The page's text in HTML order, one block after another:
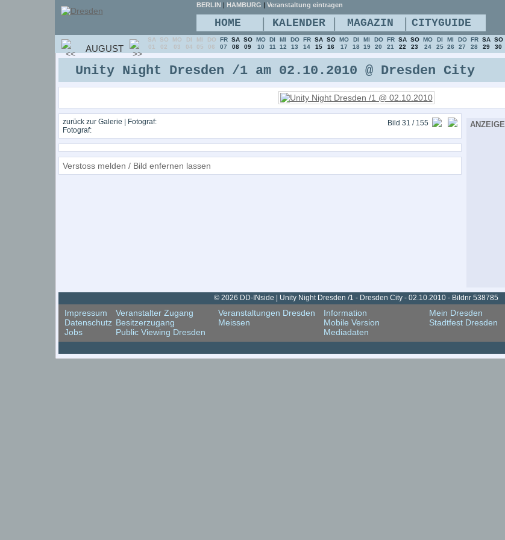
Unity Night Dresden /1 am 02.10.2010 @ Dresden City
zurück zur Galerie | Fotograf:
Fotograf:
Bild 31 / 155
Verstoss melden / Bild enfernen lassen
ANZEIGE
© 2026 DD-INside | Unity Night Dresden /1 - Dresden City - 02.10.2010 - Bildnr 538785
Impressum
Datenschutz
Jobs
Veranstalter Zugang
Besitzerzugang
Public Viewing Dresden
Veranstaltungen Dresden
Meissen
Information
Mobile Version
Mediadaten
Mein Dresden
Stadtfest Dresden
BERLIN | HAMBURG | Veranstaltung eintragen
HOME | KALENDER | MAGAZIN | CITYGUIDE
AUGUST
SA
01
SO
02
MO
03
DI
04
MI
05
DO
06
FR
07
SA
08
SO
09
MO
10
DI
11
MI
12
DO
13
FR
14
SA
15
SO
16
MO
17
DI
18
MI
19
DO
20
FR
21
SA
22
SO
23
MO
24
DI
25
MI
26
DO
27
FR
28
SA
29
SO
30